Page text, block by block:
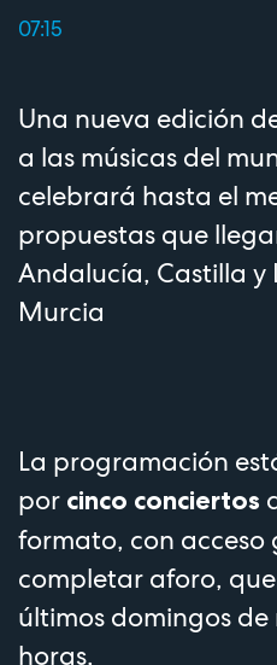
07:15
Una nueva edición
a las músicas del
celebrará hasta el
propuestas que
Andalucía, Castilla y
Murcia
La programación
por cinco conciertos
formato, con
completar aforo,
últimos domingos de
horas,